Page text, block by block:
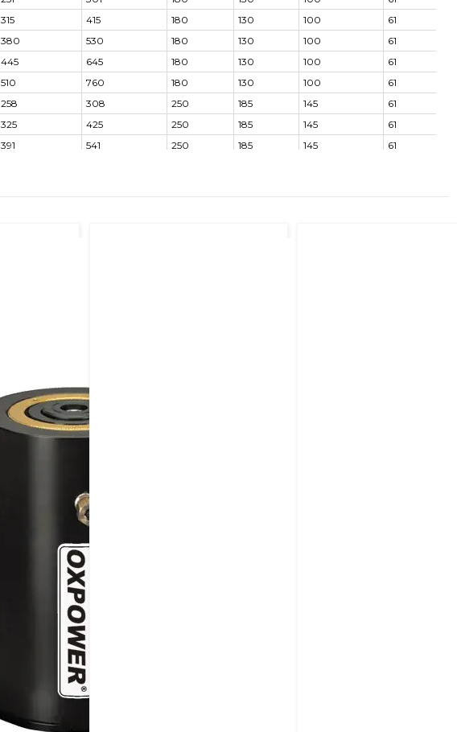
315 415 180 130 100
61
380 530 180 130 100
61
445 645 180 130 100
61
510 760 180 130 100
61
258 308 250 185 145
61
325 425 250 185 145
61
391 541 250 185 145
61